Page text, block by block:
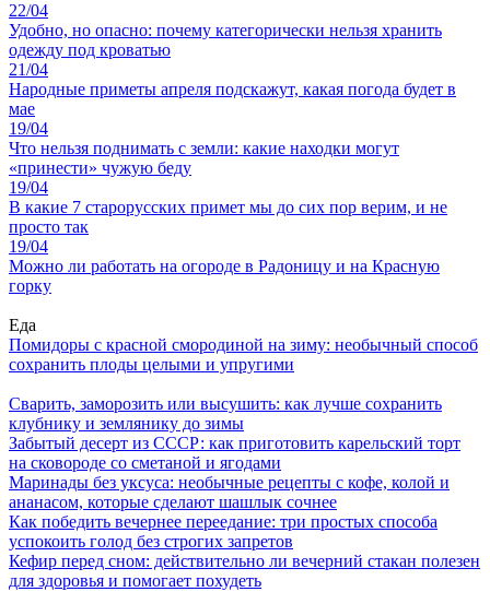
22/04
Удобно, но опасно: почему категорически нельзя хранить
одежду под кроватью
21/04
Народные приметы апреля подскажут, какая погода будет в
мае
19/04
Что нельзя поднимать с земли: какие находки могут
«принести» чужую беду
19/04
В какие 7 старорусских примет мы до сих пор верим, и не
просто так
19/04
Можно ли работать на огороде в Радоницу и на Красную
горку
Еда
Помидоры с красной смородиной на зиму: необычный способ
сохранить плоды целыми и упругими
Сварить, заморозить или высушить: как лучше сохранить
клубнику и землянику до зимы
Забытый десерт из СССР: как приготовить карельский торт
на сковороде со сметаной и ягодами
Маринады без уксуса: необычные рецепты с кофе, колой и
ананасом, которые сделают шашлык сочнее
Как победить вечернее переедание: три простых способа
успокоить голод без строгих запретов
Кефир перед сном: действительно ли вечерний стакан полезен
для здоровья и помогает похудеть